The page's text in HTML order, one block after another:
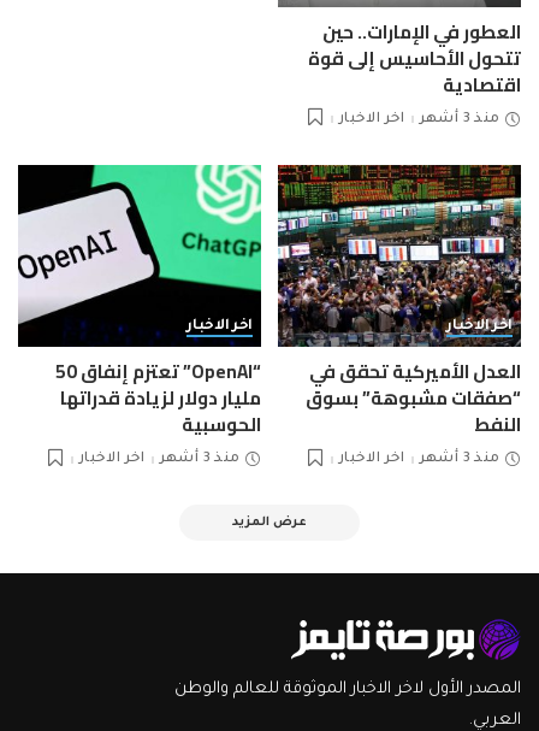
العطور في الإمارات.. حين
تتحول الأحاسيس إلى قوة
اقتصادية
منذ 3 أشهر اخر الاخبار
اخر الاخبار
العدل الأميركية تحقق في
“صفقات مشبوهة” بسوق
النفط
منذ 3 أشهر اخر الاخبار
اخر الاخبار
“OpenAI” تعتزم إنفاق 50
مليار دولار لزيادة قدراتها
الحوسبية
منذ 3 أشهر اخر الاخبار
عرض المزيد
المصدر الأول لاخر الاخبار الموثوقة للعالم والوطن
العربي.